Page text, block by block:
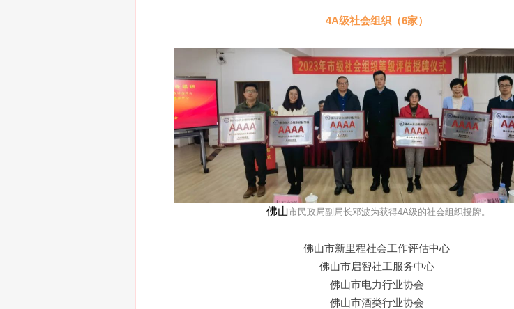
4A级社会组织（6家）
佛山市民政局副局长邓波为获得4A级的社会组织授牌。
佛山市新里程社会工作评估中心
佛山市启智社工服务中心
佛山市电力行业协会
佛山市酒类行业协会